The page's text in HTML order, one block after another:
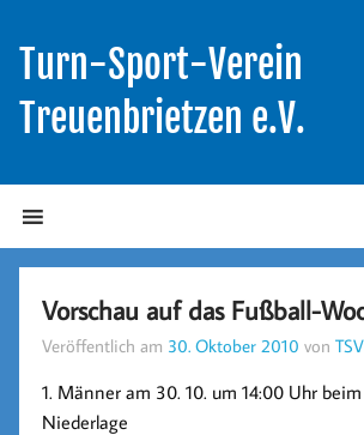
Turn-Sport-Verein
Treuenbrietzen e.V.
Vorschau auf das Fußball-
Veröffentlich am 30. Oktober 2010 von
1. Männer am 30. 10. um 14:00 Uhr
Niederlage